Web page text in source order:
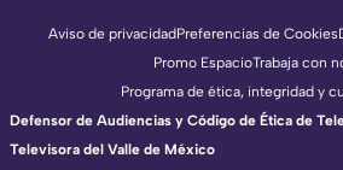
Aviso de privacidadPreferencias de Cookies
Promo EspacioTrabaja con
Programa de ética, integridad y
Defensor de Audiencias y Código de Ética de
Televisora del Valle de México